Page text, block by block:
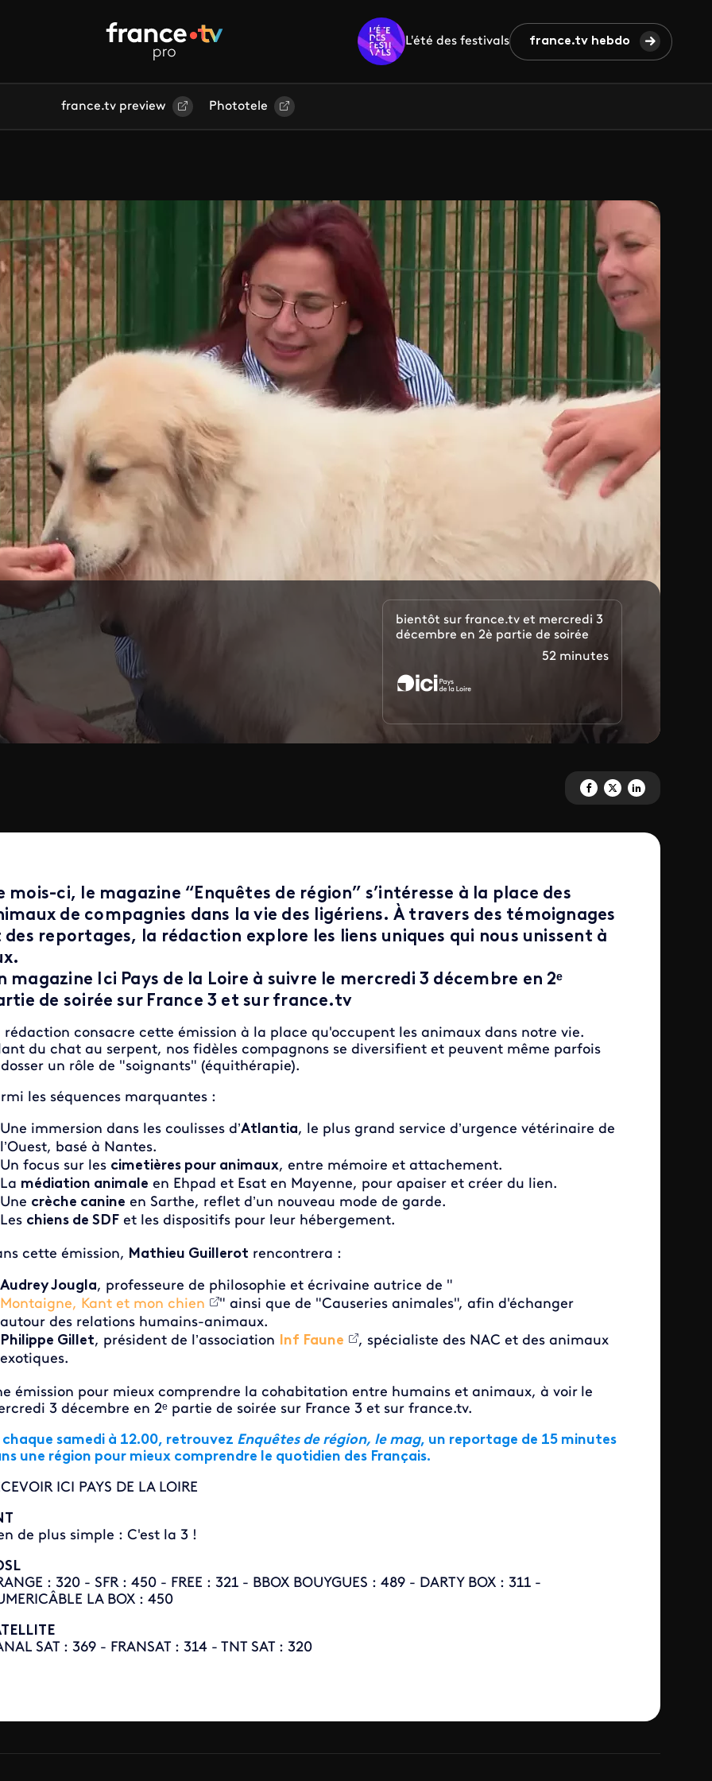
L'été des festivals france.tv hebdo
france.tv preview Phototele
bientôt sur france.tv et mercredi 3
décembre en 2è partie de soirée
52 minutes
Partagez 'Enquêtes de région'
Partagez 'Enquêtes de
Partagez
mois-ci, le magazine “Enquêtes de région” s’intéresse à la place des
de compagnies dans la vie des ligériens. À travers des témoignages
des reportages, la rédaction explore les liens uniques qui nous unissent à
magazine Ici Pays de la Loire à suivre le mercredi 3 décembre en 2ᵉ
de soirée sur France 3 et sur france.tv
rédaction consacre cette émission à la place qu'occupent les animaux dans notre vie.
du chat au serpent, nos fidèles compagnons se diversifient et peuvent même parfois
un rôle de "soignants" (équithérapie).
les séquences marquantes :
Une immersion dans les coulisses d’Atlantia, le plus grand service d’urgence vétérinaire de
l’Ouest, basé à Nantes.
Un focus sur les cimetières pour animaux, entre mémoire et attachement.
La médiation animale en Ehpad et Esat en Mayenne, pour apaiser et créer du lien.
Une crèche canine en Sarthe, reflet d’un nouveau mode de garde.
Les chiens de SDFet les dispositifs pour leur hébergement.
cette émission, Mathieu Guillerot rencontrera :
Audrey Jougla, professeure de philosophie et écrivaine autrice de "
Montaigne, Kant et mon chien
" ainsi que de "Causeries animales", afin d'échanger
autour des relations humains-animaux.
Philippe Gillet, président de l’association Inf Faune
, spécialiste des NAC et des animaux
exotiques.
émission pour mieux comprendre la cohabitation entre humains et animaux, à voir le
3 décembre en 2ᵉ partie de soirée sur France 3 et sur france.tv.
chaque samedi à 12.00, retrouvez Enquêtes de région, le mag, un reportage de 15 minutes
une région pour mieux comprendre le quotidien des Français.
ICI PAYS DE LA LOIRE
de plus simple : C'est la 3 !
: 320 - SFR : 450 - FREE : 321 - BBOX BOUYGUES : 489 - DARTY BOX : 311 -
LA BOX : 450
SAT : 369 - FRANSAT : 314 - TNT SAT : 320